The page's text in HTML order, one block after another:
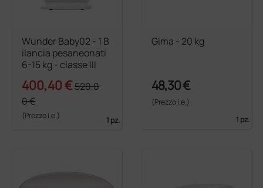
Wunder Baby02 - 1 B
ilancia pesaneonati
6-15 kg - classe III
400,40 €520,0
0 €
(Prezzo i.e.) 1 pz.
Gima - 20 kg
48,30 €
(Prezzo i.e.)
1 pz.